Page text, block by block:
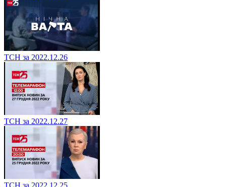
ТСН за 2022.12.26
ТСН за 2022.12.27
ТСН за 2022.12.25